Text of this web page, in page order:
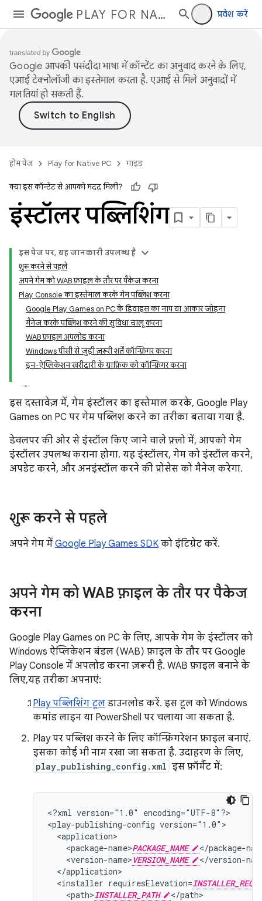
PLAY FOR NATIVE PC प्रवेश करें
Google आपकी पसंदीदा भाषा में कॉन्टेंट का अनुवाद करने के लिए,
एआई टेक्नोलॉजी का इस्तेमाल करता है. एआई से मिले अनुवादों में
गलतियां हो सकती हैं.
होम पेज Play for Native PC गाइड
क्या इस कॉन्टेंट से आपको मदद मिली?
इंस्टॉलर पब्लिशिंग
इस पेज पर, यह जानकारी उपलब्ध है
शुरू करने से पहले
अपने गेम को WAB फ़ाइल के तौर पर पैकेज करना
Play Console का इस्तेमाल करके गेम पब्लिश करना
Google Play Games on PC के डिवाइस का नाप या आकार जोड़ना
मैनेज करके पब्लिश करने की सुविधा चालू करना
WAB फ़ाइल अपलोड करना
Windows पीसी से जुड़ी ज़रूरी शर्तें कॉन्फ़िगर करना
इन-ऐप्लिकेशन खरीदारी के ग्राफ़िक को कॉन्फ़िगर करना
इस दस्तावेज़ में, गेम इंस्टॉलर का इस्तेमाल करके, Google Play
Games on PC पर गेम पब्लिश करने का तरीका बताया गया है.
डेवलपर की ओर से इंस्टॉल किए जाने वाले फ़्लो में, आपको गेम
इंस्टॉलर उपलब्ध कराना होगा. यह इंस्टॉलर, गेम को इंस्टॉल करने,
अपडेट करने, और अनइंस्टॉल करने की प्रोसेस को मैनेज करेगा.
शुरू करने से पहले
अपने गेम में Google Play Games SDK को इंटिग्रेट करें.
अपने गेम को WAB फ़ाइल के तौर पर पैकेज
करना
Google Play Games on PC के लिए, आपके गेम के इंस्टॉलर को
Windows ऐप्लिकेशन बंडल (WAB) फ़ाइल के तौर पर Google
Play Console में अपलोड करना ज़रूरी है. WAB फ़ाइल बनाने के
लिए, ​यह तरीका अपनाएं:
Play पब्लिशिंग टूल डाउनलोड करें. इस टूल को Windows
कमांड लाइन या PowerShell पर चलाया जा सकता है.
Play पर पब्लिश करने के लिए कॉन्फ़िगरेशन फ़ाइल बनाएं.
इसका कोई भी नाम रखा जा सकता है. उदाहरण के लिए,
play_publishing_config.xml इस फ़ॉर्मैट में:
<?xml version="1.0"
encoding="UTF-8"?>
<play-publishing-config
<package-name>PACKAGE_NAME
<version-name>VERSION_NAME
<installer requiresElevation=
<path>INSTALLER_PATH